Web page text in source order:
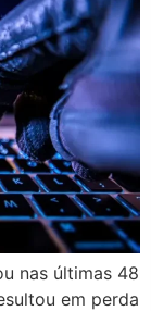
nas últimas 48
em perda